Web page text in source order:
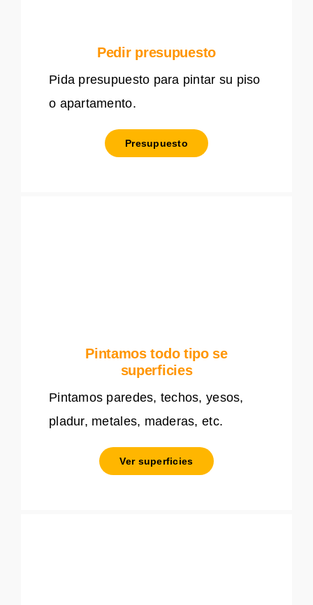
Pedir presupuesto
Pida presupuesto para pintar su piso
o apartamento.
Presupuesto
Pintamos todo tipo se
superficies
Pintamos paredes, techos, yesos,
pladur, metales, maderas, etc.
Ver superficies